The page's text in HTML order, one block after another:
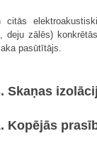
citās
deju zālēs)
pasūtītājs.
Skaņas
Kopējās